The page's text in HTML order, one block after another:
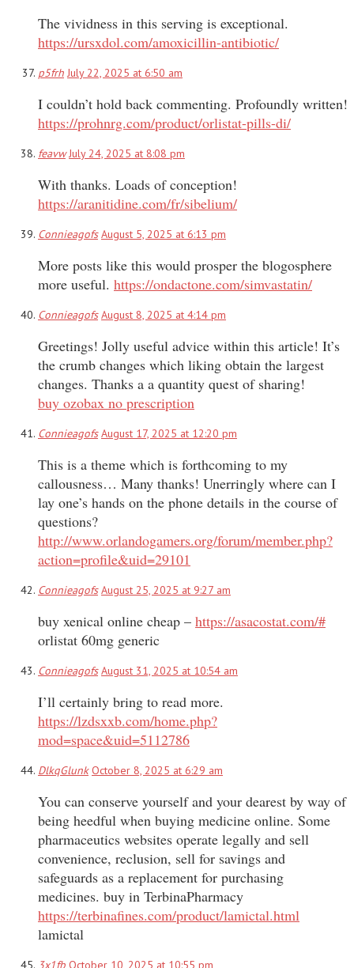
The vividness in this serving is exceptional.
https://ursxdol.com/amoxicillin-antibiotic/
p5frh July 22, 2025 at 6:50 am
I couldn’t hold back commenting. Profoundly written!
https://prohnrg.com/product/orlistat-pills-di/
feavw July 24, 2025 at 8:08 pm
With thanks. Loads of conception!
https://aranitidine.com/fr/sibelium/
Connieagofs August 5, 2025 at 6:13 pm
More posts like this would prosper the blogosphere
more useful. https://ondactone.com/simvastatin/
Connieagofs August 8, 2025 at 4:14 pm
Greetings! Jolly useful advice within this article! It’s
the crumb changes which liking obtain the largest
changes. Thanks a a quantity quest of sharing!
buy ozobax no prescription
Connieagofs August 17, 2025 at 12:20 pm
This is a theme which is forthcoming to my
callousness… Many thanks! Unerringly where can I
lay one’s hands on the phone details in the course of
questions?
http://www.orlandogamers.org/forum/member.php?
action=profile&uid=29101
Connieagofs August 25, 2025 at 9:27 am
buy xenical online cheap – https://asacostat.com/#
orlistat 60mg generic
Connieagofs August 31, 2025 at 10:54 am
I’ll certainly bring to read more.
https://lzdsxxb.com/home.php?
mod=space&uid=5112786
DlkqGlunk October 8, 2025 at 6:29 am
You can conserve yourself and your dearest by way of
being heedful when buying medicine online. Some
pharmaceutics websites operate legally and sell
convenience, reclusion, sell for savings and
safeguards as a replacement for purchasing
medicines. buy in TerbinaPharmacy
https://terbinafines.com/product/lamictal.html
lamictal
3x1fb October 10, 2025 at 10:55 pm